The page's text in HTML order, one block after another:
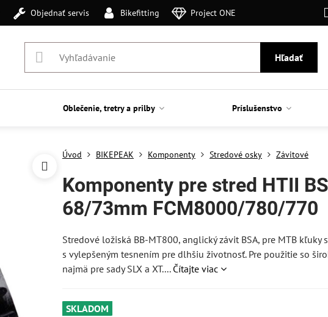
Objednať servis Bikefitting Project ONE
Hľadať
Oblečenie, tretry a prilby Príslušenstvo
Úvod BIKEPEAK Komponenty Stredové osky Závitové
Komponenty pre stred HTII
68/73mm FCM8000/780/770
Stredové ložiská BB-MT800, anglický závit BSA, pre MTB
s vylepšeným tesnením pre dlhšiu životnosť. Pre použitie so
najmä pre sady SLX a XT.... Čítajte viac
SKLADOM